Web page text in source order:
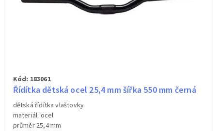
Kód: 183061
Řídítka dětská ocel 25,4 mm šířka 550 mm černá
dětská řídítka vlaštovky
materiál: ocel
průměr 25,4 mm